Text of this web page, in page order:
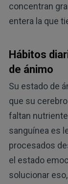
concentran
entera la que
Hábitos
de ánimo
Su estado de
que su
faltan
sanguínea es
procesados
el estado
solucionar